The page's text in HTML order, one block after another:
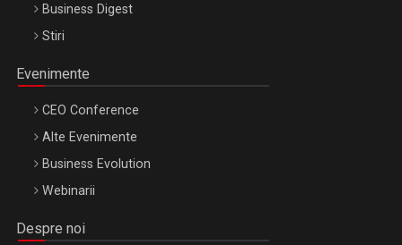
Business Digest
Stiri
Evenimente
CEO Conference
Alte Evenimente
Business Evolution
Webinarii
Despre noi